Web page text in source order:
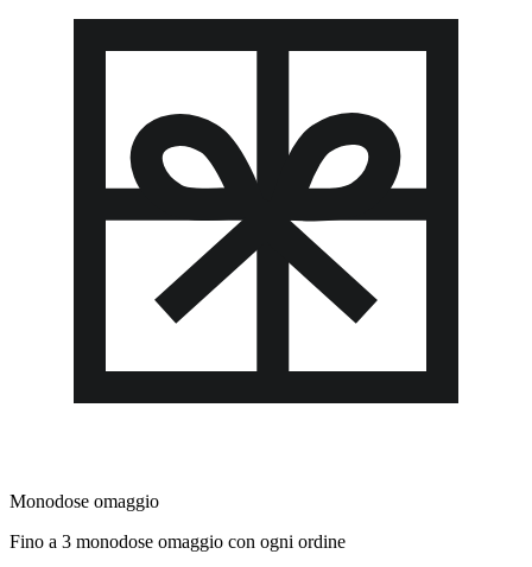
Monodose omaggio
Fino a 3 monodose omaggio con ogni ordine